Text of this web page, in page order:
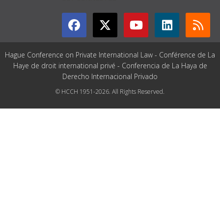
Hague Conference on Private International Law - Conférence de La
Haye de droit international privé - Conferencia de La Haya de
Derecho Internacional Privado
© HCCH 1951-2026. All Rights Reserved.